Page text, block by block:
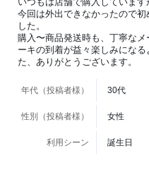
いつもは店舗で購入しています
今回は外出できなかったので
した。
購入〜商品発送時も、丁寧な
ーキの到着が益々楽しみにな
た、ありがとうございます。
年代（投稿者様） 30代
性別（投稿者様） 女性
利用シーン 誕生日